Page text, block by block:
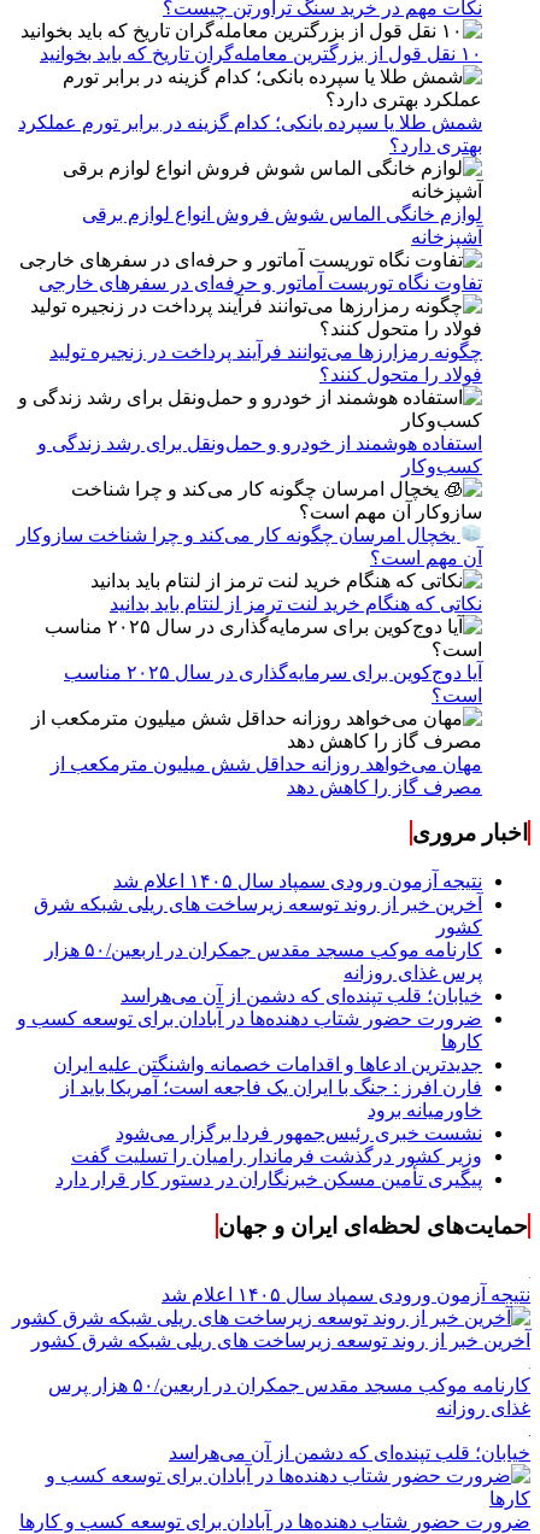
نکات مهم در خرید سنگ تراورتن چیست؟
۱۰ نقل قول از بزرگترین معامله‌گران تاریخ که باید بخوانید
شمش طلا یا سپرده بانکی؛ کدام گزینه در برابر تورم عملکرد
بهتری دارد؟
لوازم خانگی الماس شوش فروش انواع لوازم برقی
آشپزخانه
تفاوت نگاه توریست آماتور و حرفه‌ای در سفرهای خارجی
چگونه رمزارزها می‌توانند فرآیند پرداخت در زنجیره تولید
فولاد را متحول کنند؟
استفاده هوشمند از خودرو و حمل‌ونقل برای رشد زندگی و
کسب‌وکار
یخچال امرسان چگونه کار می‌کند و چرا شناخت سازوکار
آن مهم است؟
نکاتی که هنگام خرید لنت ترمز از لنتام باید بدانید
آیا دوج‌کوین برای سرمایه‌گذاری در سال ۲۰۲۵ مناسب
است؟
مهان می‌خواهد روزانه حداقل شش میلیون مترمکعب از
مصرف گاز را کاهش دهد
اخبار مروری
نتیجه آزمون ورودی سمپاد سال ۱۴۰۵ اعلام شد
آخرین خبر از روند توسعه زیرساخت های ریلی شبکه شرق
کشور
کارنامه موکب مسجد مقدس جمکران در اربعین/۵۰ هزار
پرس غذای روزانه
خیابان؛ قلب تپنده‌ای که دشمن از آن می‌هراسد
ضرورت حضور شتاب ‌دهنده‌ها در آبادان برای توسعه کسب‌ و
کارها
جدیدترین ادعاها و اقدامات خصمانه واشنگتن علیه ایران
فارن افرز : جنگ با ایران یک فاجعه است؛ آمریکا باید از
خاورمیانه برود
نشست خبری رئیس‌جمهور فردا برگزار می‌شود
وزیر کشور درگذشت فرماندار رامیان را تسلیت گفت
پیگیری تأمین مسکن خبرنگاران در دستور کار قرار دارد
حمایت‌های لحظه‌ای ایران و جهان
نتیجه آزمون ورودی سمپاد سال ۱۴۰۵ اعلام شد
آخرین خبر از روند توسعه زیرساخت های ریلی شبکه شرق کشور
کارنامه موکب مسجد مقدس جمکران در اربعین/۵۰ هزار پرس
غذای روزانه
خیابان؛ قلب تپنده‌ای که دشمن از آن می‌هراسد
ضرورت حضور شتاب ‌دهنده‌ها در آبادان برای توسعه کسب‌ و کارها